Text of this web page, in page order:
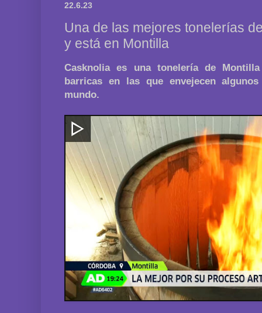
22.6.23
Una de las mejores tonelerías
y está en Montilla
Casknolia es una tonelería de
barricas en las que envejecen
mundo.